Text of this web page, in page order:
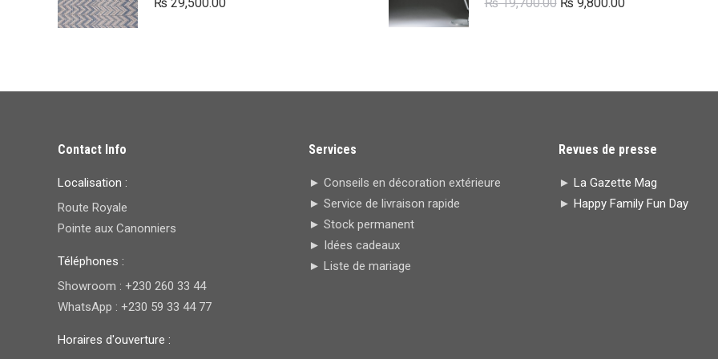
₨ 19,700.00.₨ 9,800.00.
Contact Info
Localisation :
Route Royale
Pointe aux Canonniers
Téléphones :
Showroom : +230 260 33 44
WhatsApp : +230 59 33 44 77
Horaires d'ouverture :
Services
► Conseils en décoration extérieure
► Service de livraison rapide
► Stock permanent
► Idées cadeaux
► Liste de mariage
Revues de presse
► La Gazette Mag
► Happy Family Fun Day